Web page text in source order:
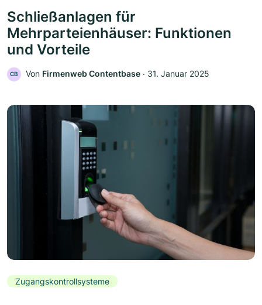
Schließanlagen für
Mehrparteienhäuser: Funktionen
und Vorteile
CB Von Firmenweb Contentbase ‧ 31. Januar 2025
Zugangskontrollsysteme